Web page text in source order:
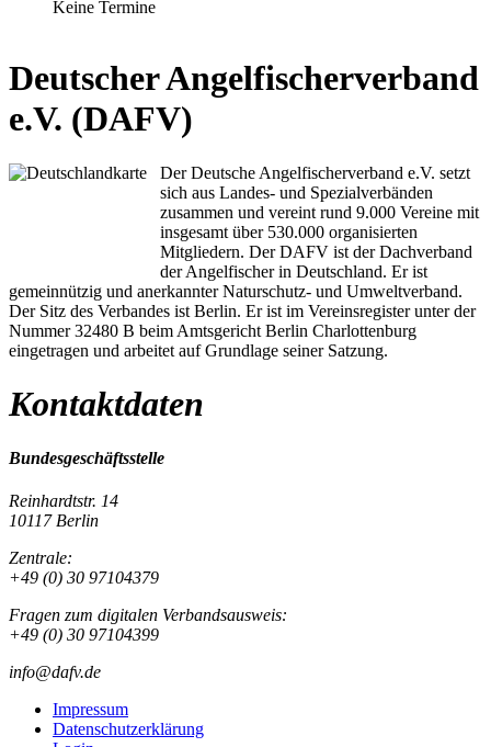
Keine Termine
Deutscher Angelfischerverband
e.V. (DAFV)
Der Deutsche Angelfischerverband e.V. setzt
sich aus Landes- und Spezialverbänden
zusammen und vereint rund 9.000 Vereine mit
insgesamt über 530.000 organisierten
Mitgliedern. Der DAFV ist der Dachverband
der Angelfischer in Deutschland. Er ist
gemeinnützig und anerkannter Naturschutz- und Umweltverband.
Der Sitz des Verbandes ist Berlin. Er ist im Vereinsregister unter der
Nummer 32480 B beim Amtsgericht Berlin Charlottenburg
eingetragen und arbeitet auf Grundlage seiner Satzung.
Kontaktdaten
Bundesgeschäftsstelle
Reinhardtstr. 14
10117 Berlin
Zentrale:
+49 (0) 30 97104379
Fragen zum digitalen Verbandsausweis:
+49 (0) 30 97104399
info@dafv.de
Impressum
Datenschutzerklärung